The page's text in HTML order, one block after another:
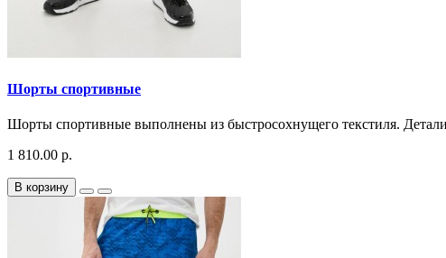
Шорты спортивные
Шорты спортивные выполнены из быстросохнущего текстиля.
1 810.00 р.
В корзину